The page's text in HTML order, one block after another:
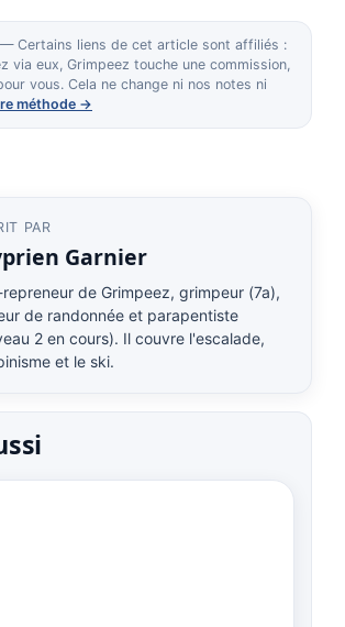
Certains liens de cet article sont affiliés :
via eux, Grimpeez touche une commission,
vous. Cela ne change ni nos notes ni
méthode →
PAR
Garnier
repreneur de Grimpeez, grimpeur (7a),
de randonnée et parapentiste
2 en cours). Il couvre l'escalade,
et le ski.